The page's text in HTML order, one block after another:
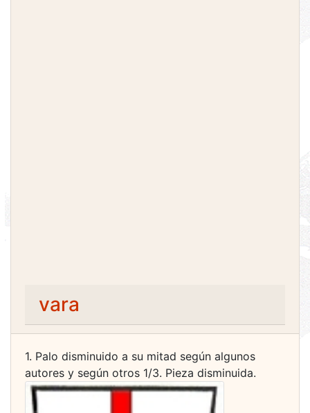
vara
1. Palo disminuido a su mitad según algunos
autores y según otros 1/3. Pieza disminuida.